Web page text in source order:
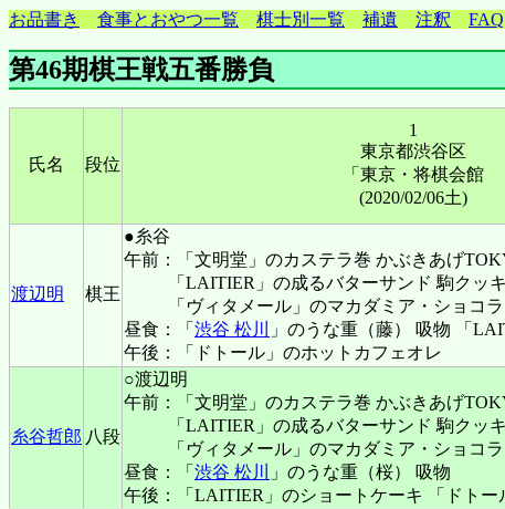
お品書き 食事とおやつ一覧 棋士別一覧 補遺 注釈 FAQ
第46期棋王戦五番勝負
氏名 段位
1
東京都渋谷区
「東京・将棋会館
(2020/02/06土)
渡辺明 棋王
●糸谷
午前：「文明堂」のカステラ巻 かぶきあげ
「LAITIER」の成るバターサンド 駒クッ
「ヴィタメール」のマカダミア・ショコラ
昼食：「 渋谷 松川
」のうな重（藤） 吸物 「
午後：「ドトール」のホットカフェオレ
糸谷哲郎 八段
○渡辺明
午前：「文明堂」のカステラ巻 かぶきあげ
「LAITIER」の成るバターサンド 駒クッ
「ヴィタメール」のマカダミア・ショコラ
昼食：「 渋谷 松川
」のうな重（桜） 吸物
午後：「LAITIER」のショートケーキ 「ドトー